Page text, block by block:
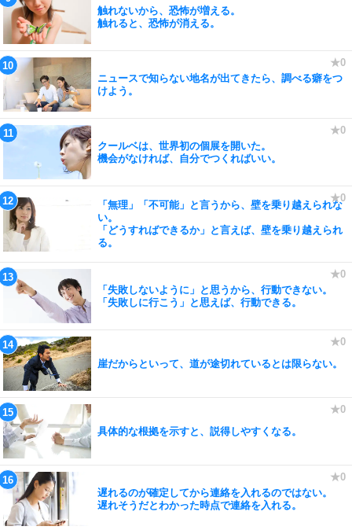
触れないから、恐怖が増える。
触れると、恐怖が消える。
ニュースで知らない地名が出てきたら、調べる癖をつ
けよう。
クールベは、世界初の個展を開いた。
機会がなければ、自分でつくればいい。
「無理」「不可能」と言うから、壁を乗り越えられな
い。
「どうすればできるか」と言えば、壁を乗り越えられ
る。
「失敗しないように」と思うから、行動できない。
「失敗しに行こう」と思えば、行動できる。
崖だからといって、道が途切れているとは限らない。
具体的な根拠を示すと、説得しやすくなる。
遅れるのが確定してから連絡を入れるのではない。
遅れそうだとわかった時点で連絡を入れる。